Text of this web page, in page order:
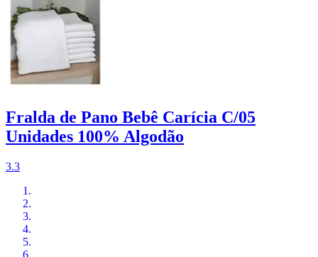
Fralda de Pano Bebê Carícia C/05
Unidades 100% Algodão
3.3